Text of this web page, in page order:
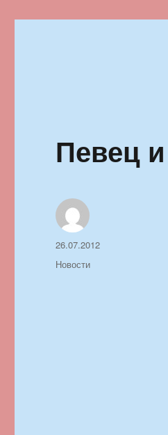
Певец
Автор
Опубликовано
26.07.2012
Рубрики
Новости